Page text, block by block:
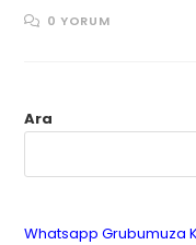
0 YORUM
Ara
Whatsapp Grubumuza